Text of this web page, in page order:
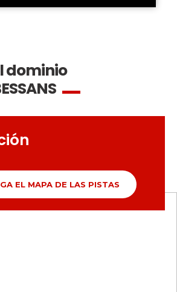
EL MAPA DE LAS PISTAS
dominio